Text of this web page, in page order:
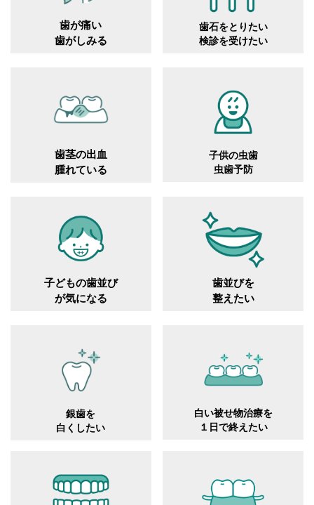
歯が痛い
歯がしみる
歯石をとりたい
検診を受けたい
歯茎の出血
腫れている
子供の虫歯
虫歯予防
子どもの歯並び
が気になる
歯並びを
整えたい
銀歯を
白くしたい
白い被せ物治療を
１日で終えたい